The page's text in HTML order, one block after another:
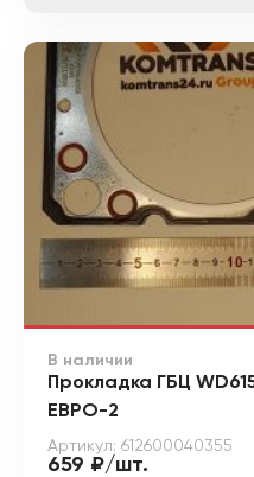
В наличии
Прокладка ГБЦ
ЕВРО-2
Артикул: 612600040355
659 ₽/шт.